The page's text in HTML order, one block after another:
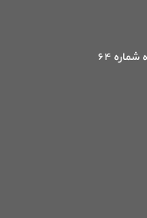
۶۴